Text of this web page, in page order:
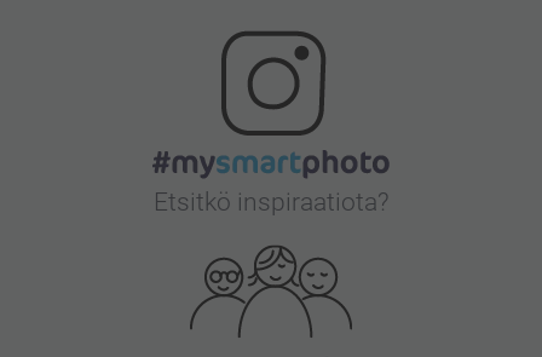
Etsitkö inspiraatiota?